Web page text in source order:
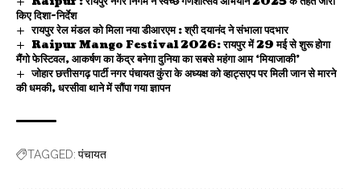
किए दिशा-निर्देश
रायपुर रेल मंडल को मिला नया डीआरएम : श्री दयानंद ने संभाला पदभार
Raipur Mango Festival 2026: रायपुर में 29 मई से शुरू होगा
मैंगो फेस्टिवल, आकर्षण का केंद्र बनेगा दुनिया का सबसे महंगा आम ‘मियाजाकी’
जोहार छत्तीसगढ़ पार्टी नगर पंचायत कुंरा के अध्यक्ष को व्हाट्सएप पर मिली जान से मारने
की धमकी, धरसीवा थाने में सौंपा गया ज्ञापन
TAGGED: पंचायत